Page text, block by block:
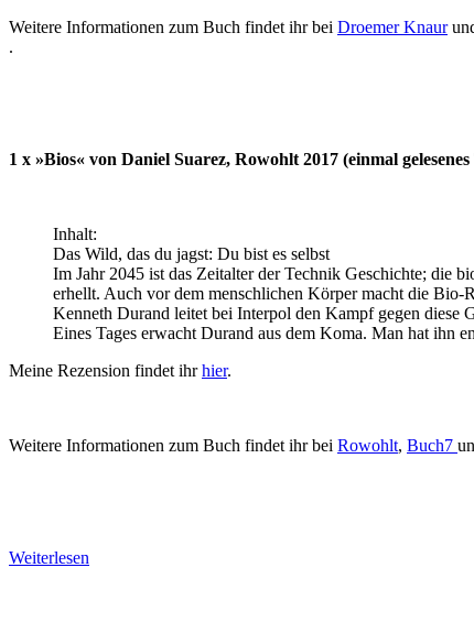
Weitere Informationen zum Buch findet ihr bei Droemer Knaur
.
1 x »Bios« von Daniel Suarez, Rowohlt 2017 (einmal
Inhalt:
Das Wild, das du jagst: Du bist es selbst
Im Jahr 2045 ist das Zeitalter der Technik Geschichte; die
erhellt. Auch vor dem menschlichen Körper macht die Bio-
Kenneth Durand leitet bei Interpol den Kampf gegen diese
Eines Tages erwacht Durand aus dem Koma. Man hat ihn
Meine Rezension findet ihrhier.
Weitere Informationen zum Buch findet ihr bei Rowohlt, Buch7
Weiterlesen